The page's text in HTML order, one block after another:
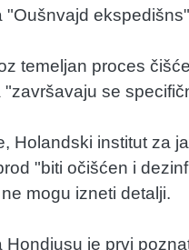
"Oušnvajd
temeljan proces
se
Holandski institut za
"biti očišćen i
mogu izneti detalji.
je prvi